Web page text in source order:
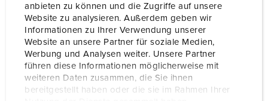
anbieten zu können und die Zugriffe auf unsere
Website zu analysieren. Außerdem geben wir
Informationen zu Ihrer Verwendung unserer
Website an unsere Partner für soziale Medien,
Werbung und Analysen weiter. Unsere Partner
führen diese Informationen möglicherweise mit
weiteren Daten zusammen, die Sie ihnen
bereitgestellt haben oder die sie im Rahmen Ihrer
Connection technology Screw terminals
Contact
highly heat resistant contact carrier
X-CONTACT
Protection type IP67
Weight 952 g